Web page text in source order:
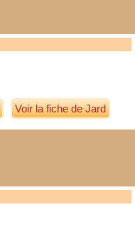
Voir la fiche de Jard